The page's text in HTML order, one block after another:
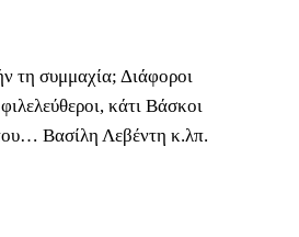
τη συμμαχία; Διάφοροι
κάτι Βάσκοι
Βασίλη Λεβέντη κ.λπ.